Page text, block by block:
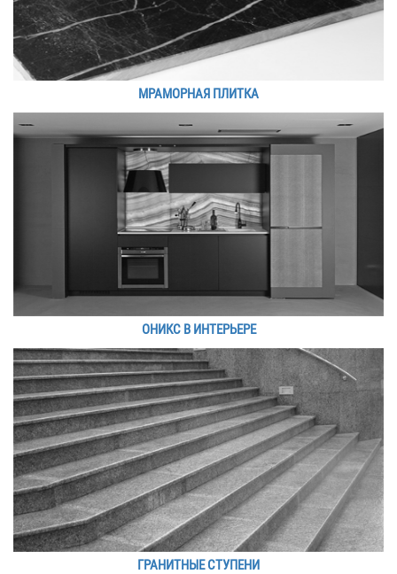
МРАМОРНАЯ ПЛИТКА
ОНИКС В ИНТЕРЬЕРЕ
ГРАНИТНЫЕ СТУПЕНИ